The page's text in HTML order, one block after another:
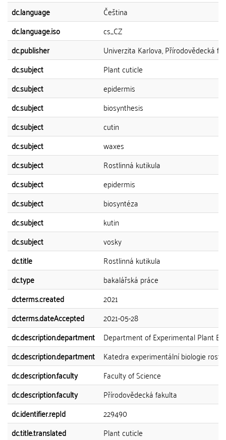
dc.language
Čeština
dc.language.iso
cs_CZ
dc.publisher
Univerzita Karlova, Přírodovědecká
dc.subject
Plant cuticle
dc.subject
epidermis
dc.subject
biosynthesis
dc.subject
cutin
dc.subject
waxes
dc.subject
Rostlinná kutikula
dc.subject
epidermis
dc.subject
biosyntéza
dc.subject
kutin
dc.subject
vosky
dc.title
Rostlinná kutikula
dc.type
bakalářská práce
dcterms.created
2021
dcterms.dateAccepted
2021-05-28
dc.description.department
Department of Experimental Plant
dc.description.department
Katedra experimentální biologie
dc.description.faculty
Faculty of Science
dc.description.faculty
Přírodovědecká fakulta
dc.identifier.repId
229490
dc.title.translated
Plant cuticle